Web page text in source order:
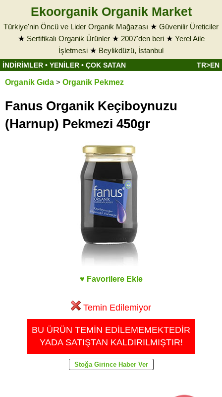
Ekoorganik Organik Market
Türkiye'nin Öncü ve Lider Organik Mağazası ★ Güvenilir Üreticiler
★ Sertifikalı Organik Ürünler★ 2007'den beri★ Yerel Aile
İşletmesi ★ Beylikdüzü, İstanbul
İNDİRİMLER • YENİLER • ÇOK SATAN TR>EN
Organik Gıda > Organik Pekmez
Fanus Organik Keçiboynuzu
(Harnup) Pekmezi 450gr
♥ Favorilere Ekle
Temin Edilemiyor
BU ÜRÜN TEMİN EDİLEMEMEKTEDİR
YADA SATIŞTAN KALDIRILMIŞTIR!